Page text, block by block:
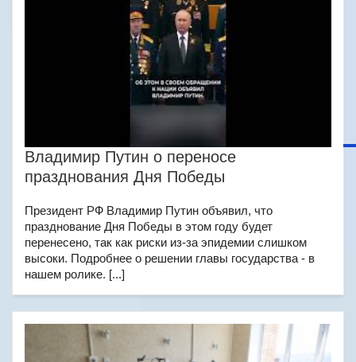
Владимир Путин о переносе
празднования Дня Победы
Президент РФ Владимир Путин объявил, что
празднование Дня Победы в этом году будет
перенесено, так как риски из-за эпидемии слишком
высоки. Подробнее о решении главы государства - в
нашем ролике. [...]